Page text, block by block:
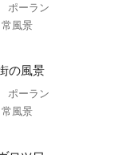
ポーラン
風景
の風景
ポーラン
風景